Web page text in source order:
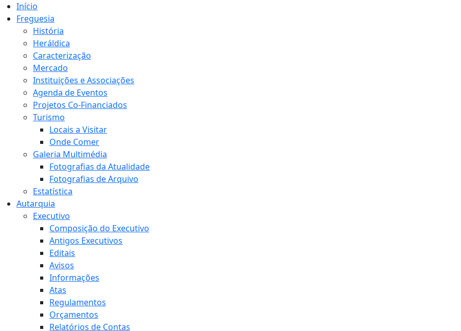
Início
Freguesia
História
Heráldica
Caracterização
Mercado
Instituições e Associações
Agenda de Eventos
Projetos Co-Financiados
Turismo
Locais a Visitar
Onde Comer
Galeria Multimédia
Fotografias da Atualidade
Fotografias de Arquivo
Estatística
Autarquia
Executivo
Composição do Executivo
Antigos Executivos
Editais
Avisos
Informações
Atas
Regulamentos
Orçamentos
Relatórios de Contas